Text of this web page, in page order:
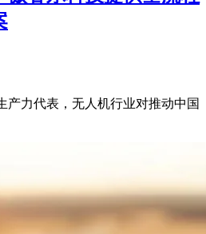
产力代表，无人机行业对推动中国